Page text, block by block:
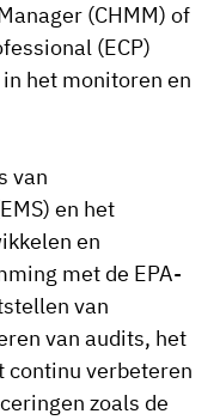
(CHMM) of
(ECP)
het monitoren en
van
en het
en
met de EPA-
van
van audits, het
continu verbeteren
zoals de